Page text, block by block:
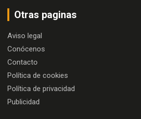
Otras paginas
Aviso legal
Conócenos
Contacto
Política de cookies
Política de privacidad
Publicidad